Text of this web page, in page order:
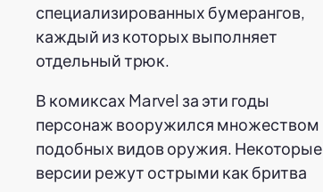
специализированных бумерангов,
каждый из которых выполняет
отдельный трюк.
В комиксах Marvel за эти годы
персонаж вооружился множеством
подобных видов оружия. Некоторые
версии режут острыми как бритва